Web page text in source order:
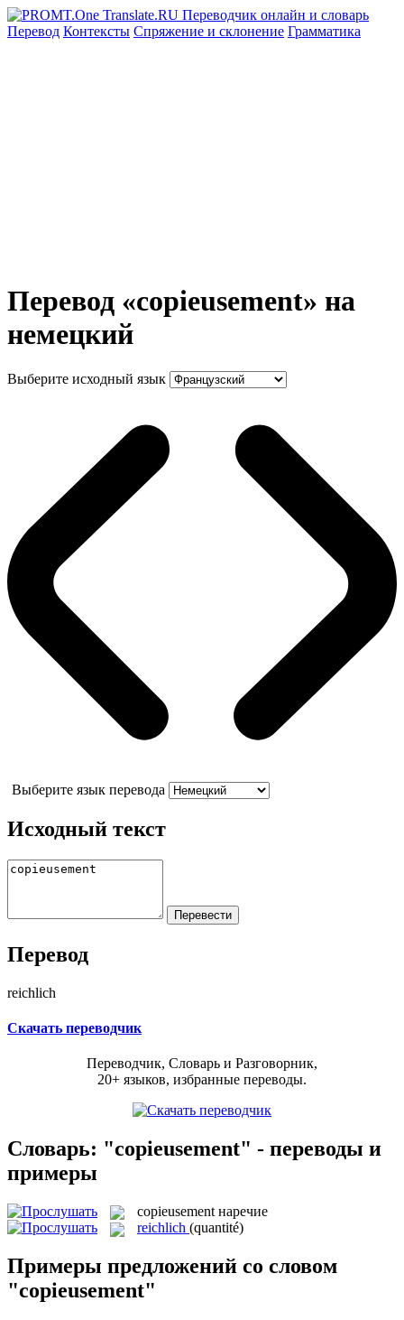
Перевод Контексты Спряжение и склонение Грамматика
Перевод «copieusement» на
немецкий
Выберите исходный язык
Выберите язык перевода
Исходный текст
Перевод
reichlich
Скачать переводчик
Переводчик, Словарь и Разговорник,
20+ языков, избранные переводы.
Словарь: "copieusement" - переводы и
примеры
copieusement наречие
reichlich (quantité)
Примеры предложений со словом
"copieusement"